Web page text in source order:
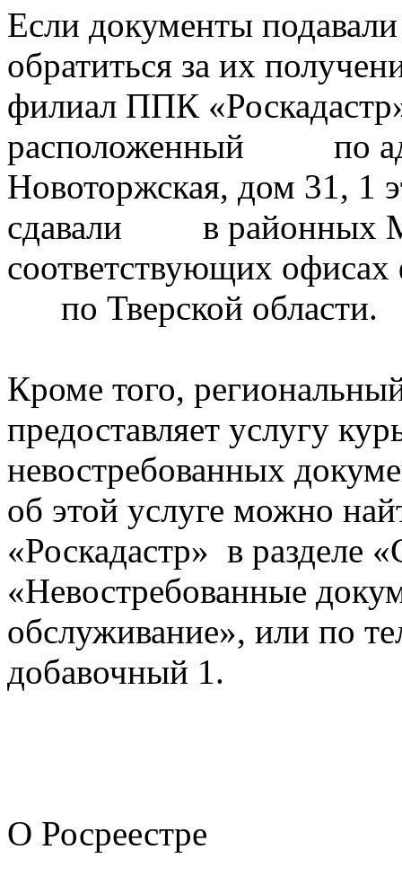
Если документы
обратиться за их
филиал ППК
расположенный по
Новоторжская, дом 31, 1
сдавали в районных
соответствующих
по Тверской области.
Кроме того,
предоставляет услугу
невостребованных
об этой услуге можно
«Роскадастр» в разделе
«Невостребованные
обслуживание», или по
добавочный 1.
О Росреестре